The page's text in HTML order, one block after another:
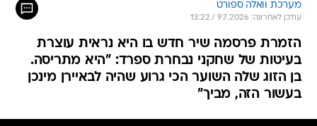
מערכת וואלה ספורט
עודכן לאחרונה: 9.7.2026 / 13:22
הזמרת פרסמה שיר חדש בו היא נראית עוצרת
בעיטות של שחקני נבחרת ספרד: "היא מתריסה.
בן הזוג שלה השוער הכי גרוע שהיה לבאיירן מינכן
בעשור הזה, מביך"